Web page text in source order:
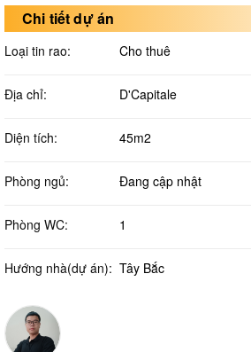
Chi tiết dự án
Loại tin rao: Cho thuê
Địa chỉ: D'Capitale
Diện tích: 45m2
Phòng ngủ: Đang cập nhật
Phòng WC: 1
Hướng nhà(dự án): Tây Bắc